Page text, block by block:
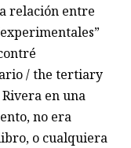
relación entre
/ the tertiary
Rivera en una
no era
o cualquiera